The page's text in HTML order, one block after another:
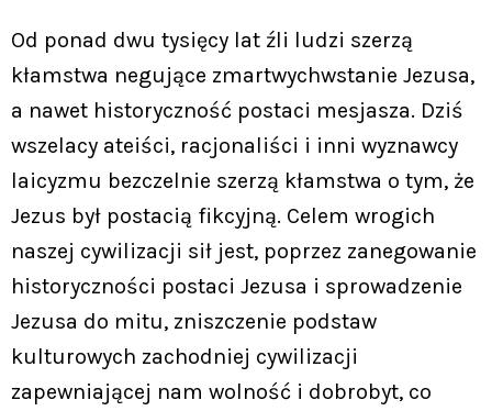
Od ponad dwu tysięcy lat źli ludzi szerzą
kłamstwa negujące zmartwychwstanie Jezusa,
a nawet historyczność postaci mesjasza. Dziś
wszelacy ateiści, racjonaliści i inni wyznawcy
laicyzmu bezczelnie szerzą kłamstwa o tym, że
Jezus był postacią fikcyjną. Celem wrogich
naszej cywilizacji sił jest, poprzez zanegowanie
historyczności postaci Jezusa i sprowadzenie
Jezusa do mitu, zniszczenie podstaw
kulturowych zachodniej cywilizacji
zapewniającej nam wolność i dobrobyt, co